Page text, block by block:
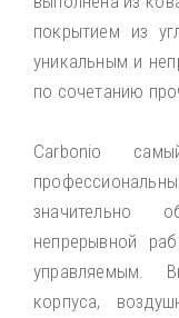
покрытием из
уникальным и
по сочетанию
Carbonio
значительно
непрерывной
управляемым.
корпуса,